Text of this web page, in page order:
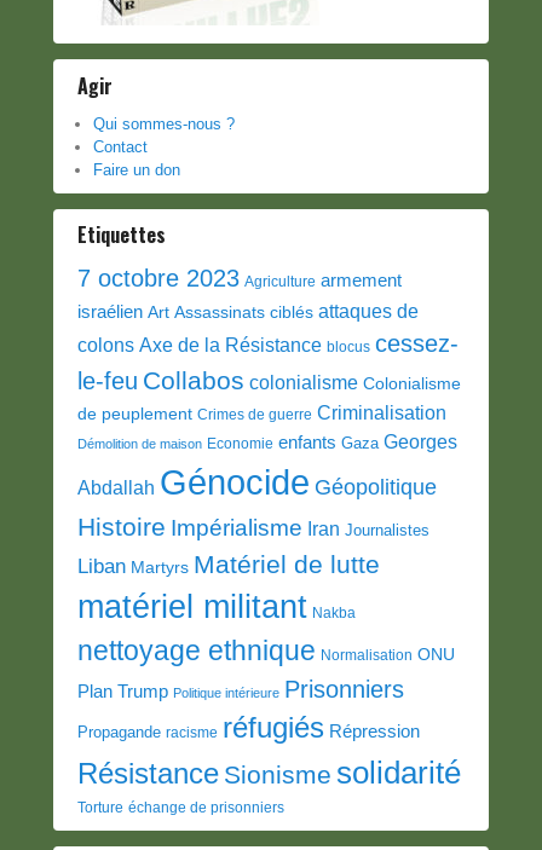
Agir
Qui sommes-nous ?
Contact
Faire un don
Etiquettes
7 octobre 2023 Agriculture armement
israélien Art Assassinats ciblés attaques de
colons Axe de la Résistance blocus cessez-
le-feu Collabos colonialisme Colonialisme
de peuplement Crimes de guerre Criminalisation
Démolition de maison Economie enfants Gaza Georges
Abdallah Génocide Géopolitique
Histoire Impérialisme Iran Journalistes
Liban Martyrs Matériel de lutte
matériel militant Nakba
nettoyage ethnique Normalisation ONU
Plan Trump Politique intérieure Prisonniers
Propagande racisme réfugiés Répression
Résistance Sionisme solidarité
Torture échange de prisonniers